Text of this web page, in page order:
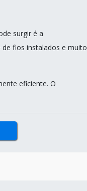
surgir é a
fios instalados e muito
eficiente. O